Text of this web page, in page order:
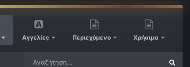
Αγγελίες Περιεχόμενο Χρήσιμα